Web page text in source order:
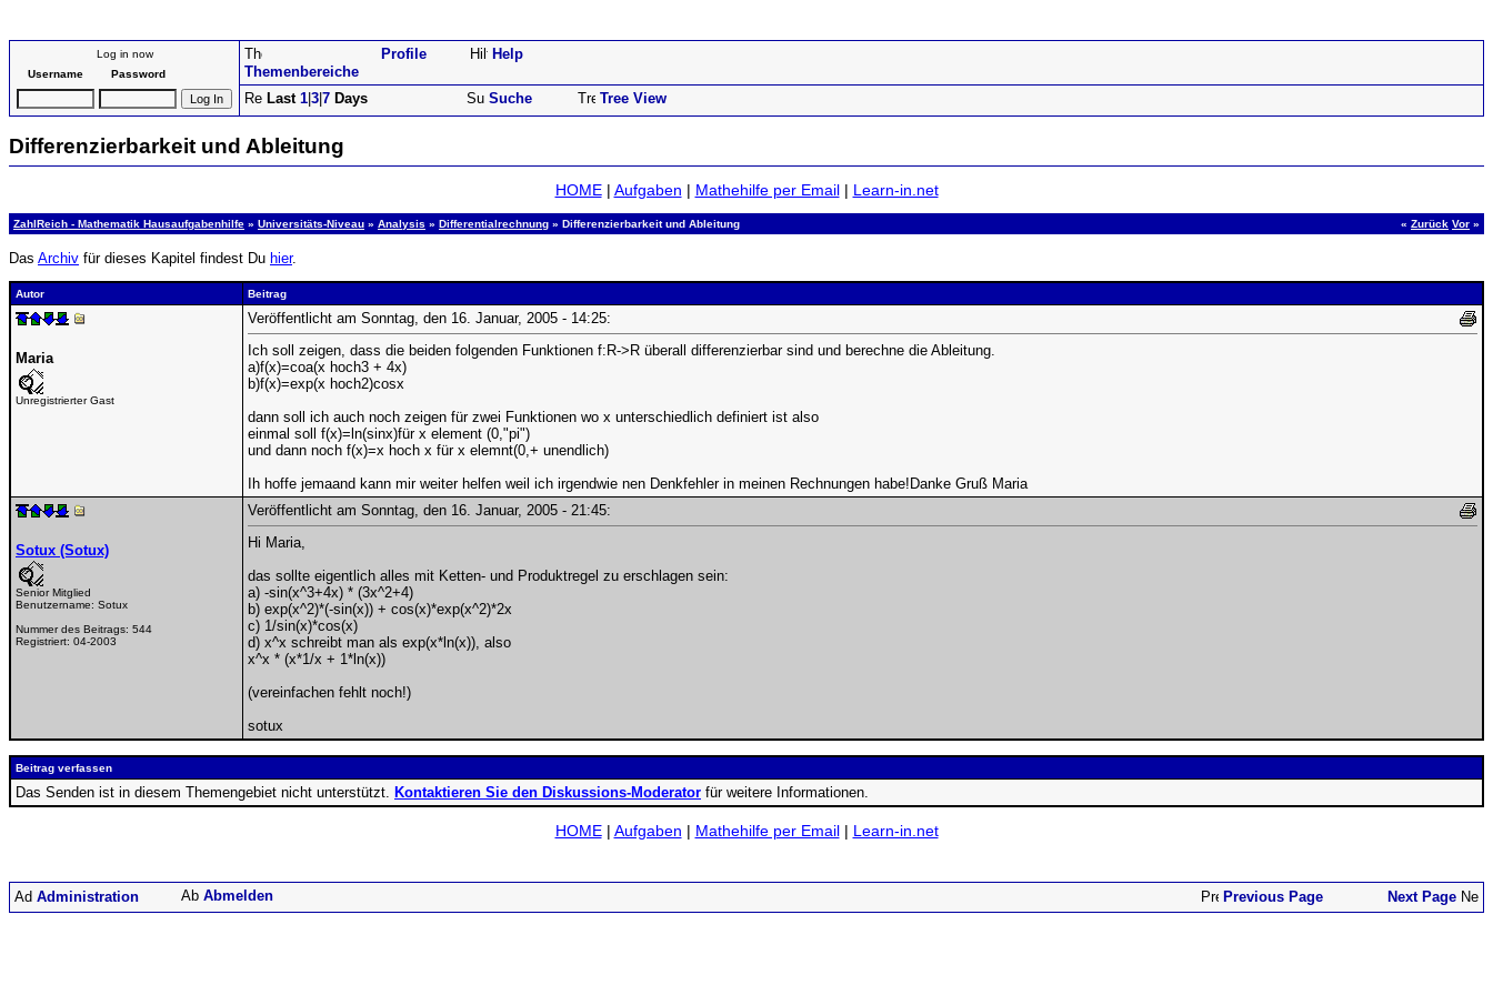
Log in now
Username
Password Themenbereiche
Profile Help
Last 1 3 7 Days Suche Tree View
Differenzierbarkeit und Ableitung
HOME| Aufgaben | Mathehilfe per Email| Learn-in.net
ZahlReich - Mathematik Hausaufgabenhilfe » Universitäts-Niveau » Analysis » Differentialrechnung » Differenzierbarkeit und Ableitung « Zurück Vor »
Das Archiv für dieses Kapitel findest Du hier.
Autor Beitrag
Maria
Unregistrierter Gast
Veröffentlicht am Sonntag, den 16. Januar, 2005 - 14:25:
Ich soll zeigen, dass die beiden folgenden Funktionen f:R->R überall differenzierbar sind und berechne die Ableitung.
a)f(x)=coa(x hoch3 + 4x)
b)f(x)=exp(x hoch2)cosx
dann soll ich auch noch zeigen für zwei Funktionen wo x unterschiedlich definiert ist also
einmal soll f(x)=ln(sinx)für x element (0,"pi")
und dann noch f(x)=x hoch x für x elemnt(0,+ unendlich)
Ih hoffe jemaand kann mir weiter helfen weil ich irgendwie nen Denkfehler in meinen Rechnungen habe!Danke Gruß Maria
Sotux (Sotux)
Senior Mitglied
Benutzername: Sotux
Nummer des Beitrags: 544
Registriert: 04-2003
Veröffentlicht am Sonntag, den 16. Januar, 2005 - 21:45:
Hi Maria,
das sollte eigentlich alles mit Ketten- und Produktregel zu erschlagen sein:
a) -sin(x^3+4x) * (3x^2+4)
b) exp(x^2)*(-sin(x)) + cos(x)*exp(x^2)*2x
c) 1/sin(x)*cos(x)
d) x^x schreibt man als exp(x*ln(x)), also
x^x * (x*1/x + 1*ln(x))
(vereinfachen fehlt noch!)
sotux
Beitrag verfassen
Das Senden ist in diesem Themengebiet nicht unterstützt. Kontaktieren Sie den Diskussions-Moderator für weitere Informationen.
HOME| Aufgaben | Mathehilfe per Email| Learn-in.net
Administration Abmelden Previous Page Next Page